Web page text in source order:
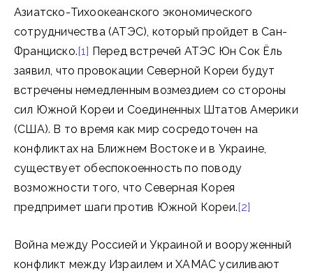
Азиатско-Тихоокеанского экономического
сотрудничества (АТЭС), который пройдет в Сан-
Франциско.[1] Перед встречей АТЭС Юн Сок Ёль
заявил, что провокации Северной Кореи будут
встречены немедленным возмездием со стороны
сил Южной Кореи и Соединенных Штатов Америки
(США). В то время как мир сосредоточен на
конфликтах на Ближнем Востоке и в Украине,
существует обеспокоенность по поводу
возможности того, что Северная Корея
предпримет шаги против Южной Кореи.[2]
Война между Россией и Украиной и вооруженный
конфликт между Израилем и ХАМАС усиливают